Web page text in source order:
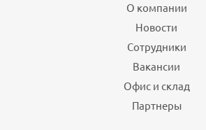
О компании
Новости
Сотрудники
Вакансии
Офис и склад
Партнеры